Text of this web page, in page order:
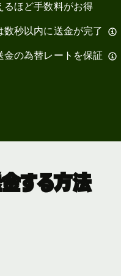
るほど手数料がお得
数秒以内に送金が完了
金の為替レートを保証
する方法